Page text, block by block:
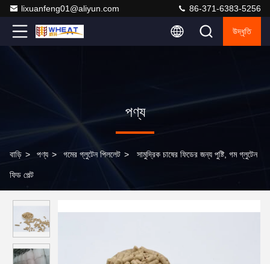
lixuanfeng01@aliyun.com 86-371-6383-5256
উদ্ধৃতি
পণ্য
বাড়ি > পণ্য > গমের গ্লুটেন পিললেট > সামুদ্রিক চাষের ফিডের জন্য পুষ্টি, গম গ্লুটেন
ফিড পেল্ট